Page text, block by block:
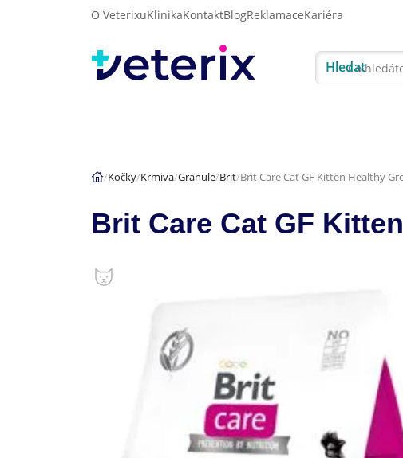
O VeterixuKlinikaKontaktBlogReklamaceKariéra
Hledat
Kočky Krmiva Granule Brit Brit Care Cat GF Kitten Healthy
Brit Care Cat GF